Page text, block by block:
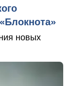
новых